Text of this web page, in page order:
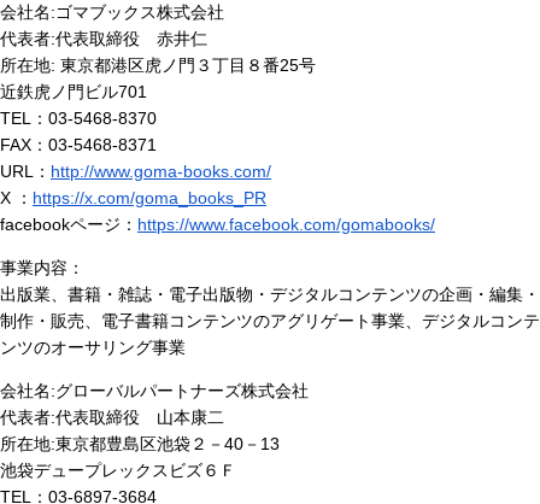
会社名:ゴマブックス株式会社
代表者:代表取締役 赤井仁
所在地: 東京都港区虎ノ門３丁目８番25号
近鉄虎ノ門ビル701
TEL：03-5468-8370
FAX：03-5468-8371
URL： http://www.goma-books.com/
X ： https://x.com/goma_books_PR
facebookページ： https://www.facebook.com/gomabooks/
事業内容：
出版業、書籍・雑誌・電子出版物・デジタルコンテンツの企画・編集・
制作・販売、電子書籍コンテンツのアグリゲート事業、デジタルコンテ
ンツのオーサリング事業
会社名:グローバルパートナーズ株式会社
代表者:代表取締役 山本康二
所在地:東京都豊島区池袋２－40－13
池袋デュープレックスビズ６Ｆ
TEL：03-6897-3684